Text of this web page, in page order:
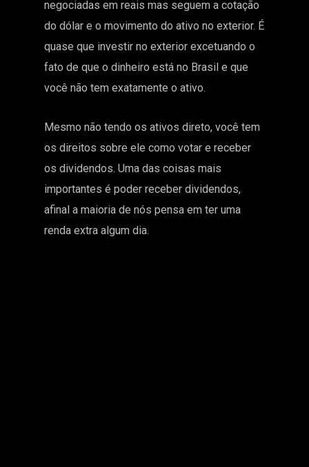
negociadas em reais mas seguem a cotação
do dólar e o movimento do ativo no exterior. É
quase que investir no exterior excetuando o
fato de que o dinheiro está no Brasil e que
você não tem exatamente o ativo.
Mesmo não tendo os ativos direto, você tem
os direitos sobre ele como votar e receber
os dividendos. Uma das coisas mais
importantes é poder receber dividendos,
afinal a maioria de nós pensa em ter uma
renda extra algum dia.